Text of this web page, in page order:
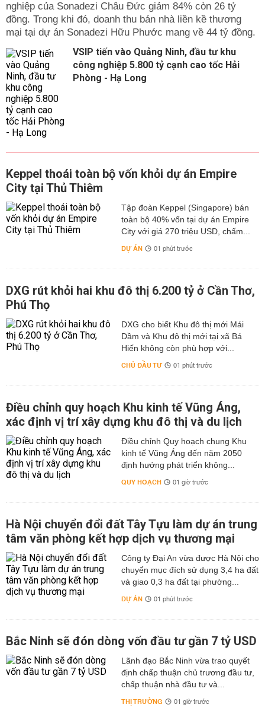
nghiệp của Sonadezi Châu Đức giảm 84% còn 26 tỷ
đồng. Trong khi đó, doanh thu bán nhà liền kề thương
mại tại dự án Sonadezi Hữu Phước mang về 44 tỷ đồng.
VSIP tiến vào Quảng Ninh, đầu tư khu
công nghiệp 5.800 tỷ cạnh cao tốc Hải
Phòng - Hạ Long
Keppel thoái toàn bộ vốn khỏi dự án Empire
City tại Thủ Thiêm
Tập đoàn Keppel (Singapore) bán
toàn bộ 40% vốn tại dự án Empire
City với giá 270 triệu USD, chấm...
DỰ ÁN 01 phút trước
DXG rút khỏi hai khu đô thị 6.200 tỷ ở Cần Thơ,
Phú Thọ
DXG cho biết Khu đô thị mới Mái
Dầm và Khu đô thị mới tại xã Bá
Hiến không còn phù hợp với...
CHỦ ĐẦU TƯ 01 phút trước
Điều chỉnh quy hoạch Khu kinh tế Vũng Áng,
xác định vị trí xây dựng khu đô thị và du lịch
Điều chỉnh Quy hoạch chung Khu
kinh tế Vũng Áng đến năm 2050
định hướng phát triển không...
QUY HOẠCH 01 giờ trước
Hà Nội chuyển đổi đất Tây Tựu làm dự án trung
tâm văn phòng kết hợp dịch vụ thương mại
Công ty Đại An vừa được Hà Nội cho
chuyển mục đích sử dụng 3,4 ha đất
và giao 0,3 ha đất tại phường...
DỰ ÁN 01 phút trước
Bắc Ninh sẽ đón dòng vốn đầu tư gần 7 tỷ USD
Lãnh đạo Bắc Ninh vừa trao quyết
định chấp thuận chủ trương đầu tư,
chấp thuận nhà đầu tư và...
THỊ TRƯỜNG 01 giờ trước